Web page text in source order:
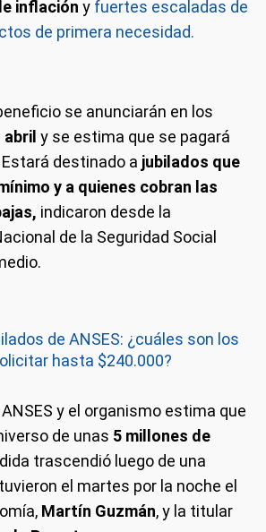
inflación y fuertes escaladas de
de primera necesidad.
se anunciarán en los
abril y se estima que se pagará
destinado a jubilados que
y a quienes cobran las
indicaron desde la
de la Seguridad Social
de ANSES: ¿cuáles son los
hasta $240.000?
y el organismo estima que
de unas 5 millones de
trascendió luego de una
el martes por la noche el
Martín Guzmán, y la titular